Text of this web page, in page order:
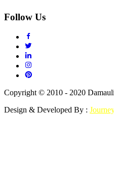
Follow Us
Copyright © 2010 - 2020
Design & Developed By :